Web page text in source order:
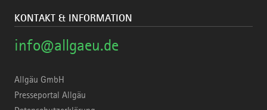
KONTAKT & INFORMATION
info@allgaeu.de
Allgäu GmbH
Presseportal Allgäu